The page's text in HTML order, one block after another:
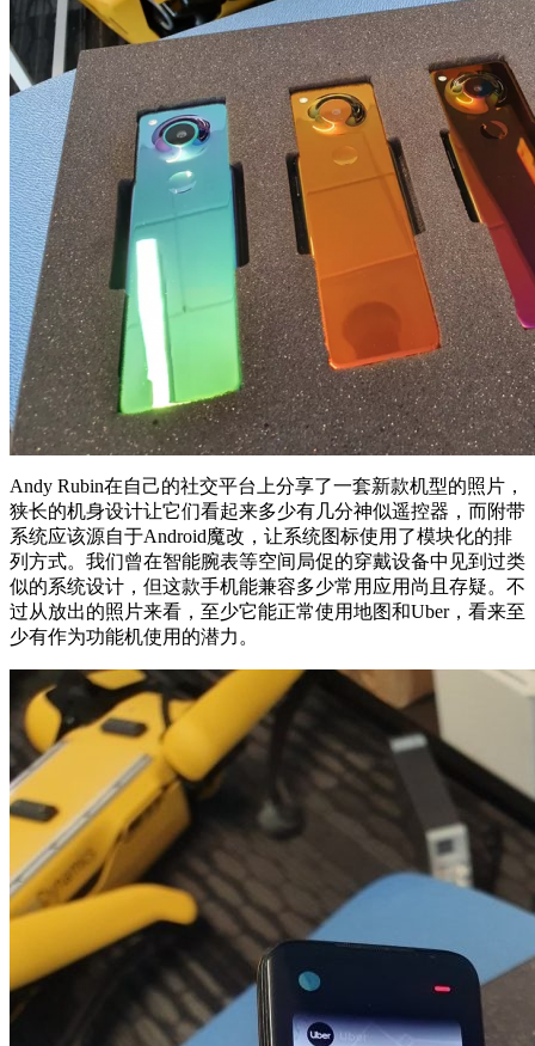
Andy Rubin在自己的社交平台上分享了一套新款机型的照片，
狭长的机身设计让它们看起来多少有几分神似遥控器，而附带
系统应该源自于Android魔改，让系统图标使用了模块化的排
列方式。我们曾在智能腕表等空间局促的穿戴设备中见到过类
似的系统设计，但这款手机能兼容多少常用应用尚且存疑。不
过从放出的照片来看，至少它能正常使用地图和Uber，看来至
少有作为功能机使用的潜力。